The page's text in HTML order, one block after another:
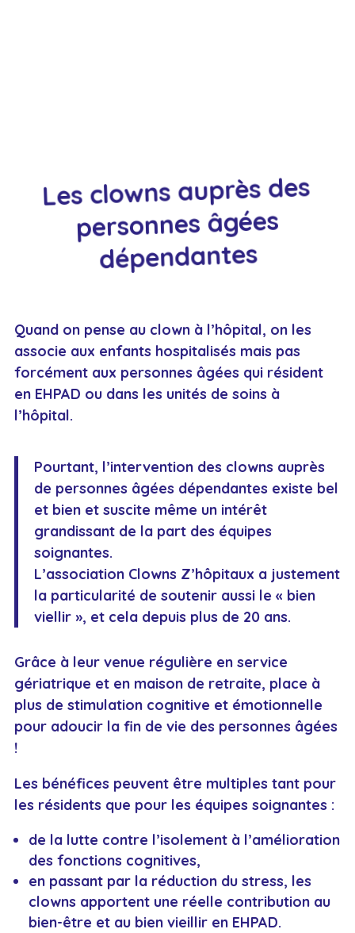
Les clowns auprès des
personnes âgées
dépendantes
Quand on pense au clown à l’hôpital, on les
associe aux enfants hospitalisés mais pas
forcément aux personnes âgées qui résident
en EHPAD ou dans les unités de soins à
l’hôpital.
Pourtant, l’intervention des clowns auprès
de personnes âgées dépendantes existe bel
et bien et suscite même un intérêt
grandissant de la part des équipes
soignantes.
L’association Clowns Z’hôpitaux a justement
la particularité de soutenir aussi le « bien
viellir », et cela depuis plus de 20 ans.
Grâce à leur venue régulière en service
gériatrique et en maison de retraite, place à
plus de stimulation cognitive et émotionnelle
pour adoucir la fin de vie des personnes âgées
!
Les bénéfices peuvent être multiples tant pour
les résidents que pour les équipes soignantes :
de la lutte contre l’isolement à l’amélioration
des fonctions cognitives,
en passant par la réduction du stress, les
clowns apportent une réelle contribution au
bien-être et au bien vieillir en EHPAD.